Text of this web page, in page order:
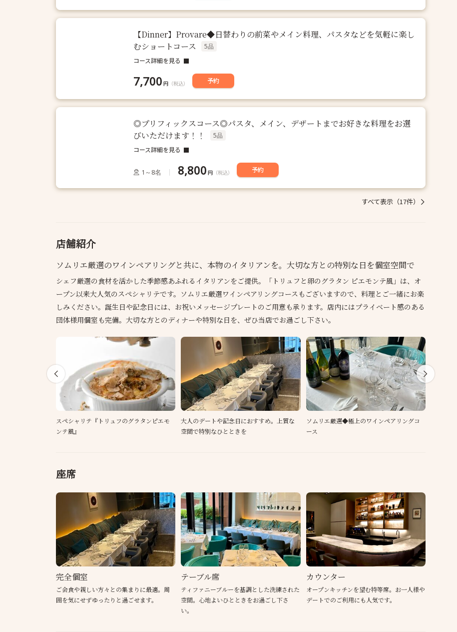
【Dinner】Provare◆日替わりの前菜やメイン料理、パスタなどを気軽に楽し
むショートコース
5品
コース詳細を見る
7,700 円 （税込） 予約
◎プリフィックスコース◎パスタ、メイン、デザートまでお好きな料理をお選
びいただけます！！
5品
コース詳細を見る
1～8名 8,800 円 （税込） 予約
すべて表示（17件）
店舗紹介
ソムリエ厳選のワインペアリングと共に、本物のイタリアンを。大切な方との特別な日を個室空間で
シェフ厳選の食材を活かした季節感あふれるイタリアンをご提供。「トリュフと卵のグラタン ピエモンテ風」は、オ
ープン以来大人気のスペシャリテです。ソムリエ厳選ワインペアリングコースもございますので、料理とご一緒にお楽
しみください。誕生日や記念日には、お祝いメッセージプレートのご用意も承ります。店内にはプライベート感のある
団体様用個室も完備。大切な方とのディナーや特別な日を、ぜひ当店でお過ごし下さい。
スペシャリテ『トリュフのグラタンピエモ
ンテ風』
大人のデートや記念日におすすめ。上質な
空間で特別なひとときを
ソムリエ厳選◆極上のワインペアリングコ
ース
座席
完全個室
ご会食や親しい方々との集まりに最適。周
囲を気にせずゆったりと過ごせます。
テーブル席
ティファニーブルーを基調とした洗練された
空間。心地よいひとときをお過ごし下さ
い。
カウンター
オープンキッチンを望む特等席。お一人様や
デートでのご利用にも人気です。